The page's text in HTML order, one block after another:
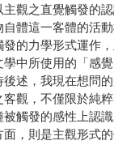
觀之直覺觸發的
體這一客體的活
的力學形式運作
中所使用的「感
述，我現在想問
觀，不僅限於純
觸發的感性上認
，則是主觀形式的